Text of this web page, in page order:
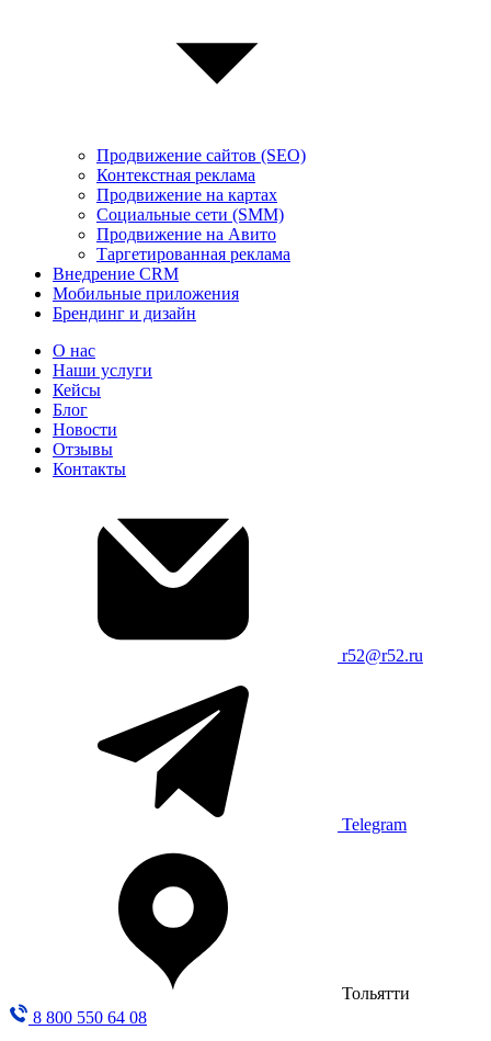
Продвижение сайтов (SEO)
Контекстная реклама
Продвижение на картах
Социальные сети (SMM)
Продвижение на Авито
Таргетированная реклама
Внедрение CRM
Мобильные приложения
Брендинг и дизайн
О нас
Наши услуги
Кейсы
Блог
Новости
Отзывы
Контакты
r52@r52.ru
Telegram
Тольятти
8 800 550 64 08